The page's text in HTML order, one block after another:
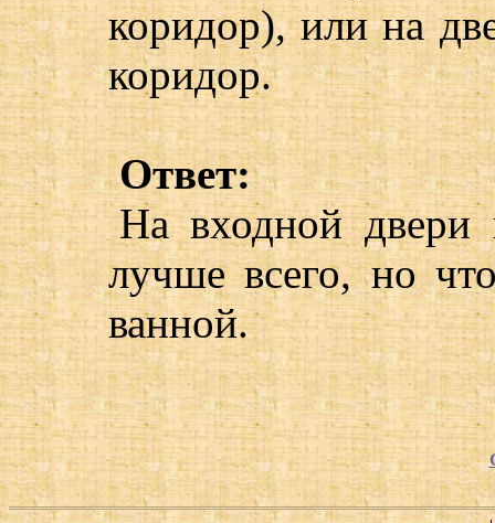
коридор), или на
коридор.
Ответ:
На входной двери
лучше всего, но
ванной.